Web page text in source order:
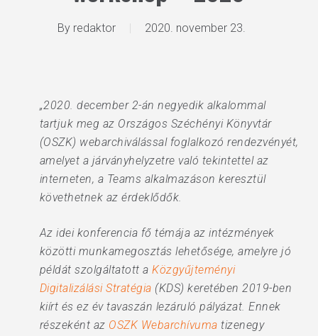
By redaktor 2020. november 23.
„2020. december 2-án negyedik alkalommal
tartjuk meg az Országos Széchényi Könyvtár
(OSZK) webarchiválással foglalkozó rendezvényét,
amelyet a járványhelyzetre való tekintettel az
interneten, a Teams alkalmazáson keresztül
követhetnek az érdeklődők.
Az idei konferencia fő témája az intézmények
közötti munkamegosztás lehetősége, amelyre jó
példát szolgáltatott aKözgyűjteményi
Digitalizálási Stratégia (KDS) keretében 2019-ben
kiírt és ez év tavaszán lezáruló pályázat. Ennek
részeként az OSZK Webarchívuma tizenegy